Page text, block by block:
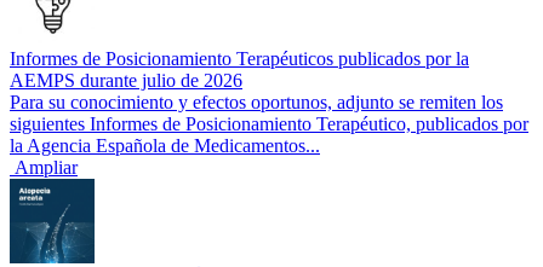
Informes de Posicionamiento Terapéuticos publicados por la
AEMPS durante julio de 2026
Para su conocimiento y efectos oportunos, adjunto se remiten los
siguientes Informes de Posicionamiento Terapéutico, publicados por
la Agencia Española de Medicamentos...
Ampliar